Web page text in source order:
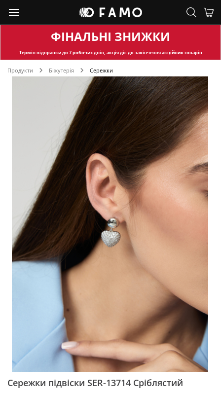
ФІНАЛЬНІ ЗНИЖКИ
Термін відправкидо 7 робочих днів, акція діє до закінчення акційних товарів
Продукти Біжутерія Сережки
Сережки підвіски SER-13714 Сріблястий